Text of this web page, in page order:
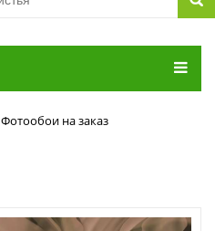
Фотообои на заказ